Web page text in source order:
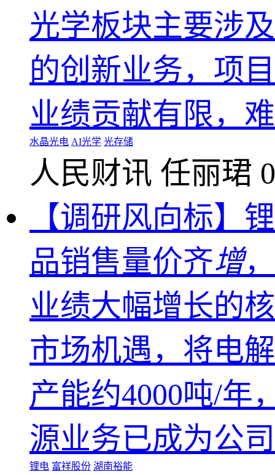
光学板块主要涉
的创新业务，项
业绩贡献有限，
水晶光电 AI光学 光存储
人民财讯 任丽珺
【调研风向标】
品销售量价齐增
业绩大幅增长的
市场机遇，将电
产能约4000吨/年
源业务已成为公司
锂电 富祥股份 湖南裕能